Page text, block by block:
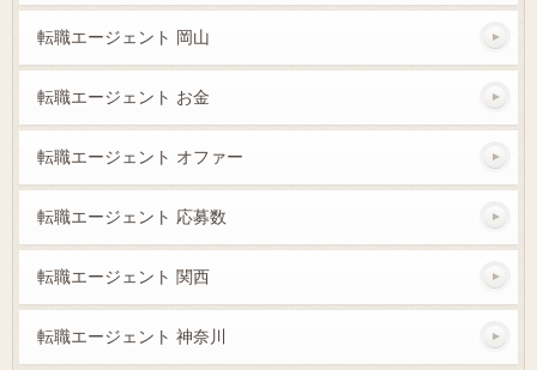
転職エージェント 岡山
転職エージェント お金
転職エージェント オファー
転職エージェント 応募数
転職エージェント 関西
転職エージェント 神奈川